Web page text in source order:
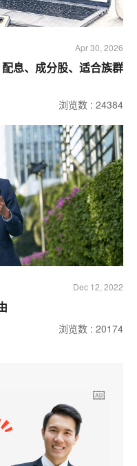
Apr 30, 2026
息、成分股、适合族群
浏览数 : 24384
Dec 12, 2022
浏览数 : 20174